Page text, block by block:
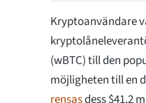
Kryptoanvändare
(wBTC) till den
möjligheten till en